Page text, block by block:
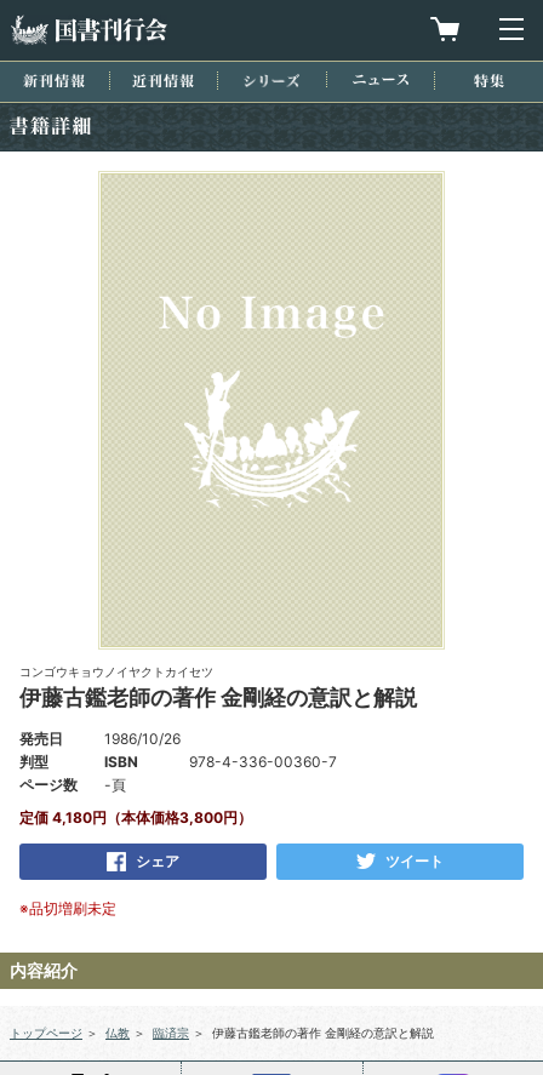
買物カゴを
新刊情報 近刊情報 シリーズ ニュース
コンゴウキョウノイヤクトカイセツ
伊藤古鑑老師の著作 金剛経の意訳と解説
発売日
1986/10/26
判型
ISBN
978-4-336-00360-7
ページ数
-頁
定価 4,180円（本体価格3,800円）
シェア ツイート
※品切増刷未定
内容紹介
トップページ ＞ 仏教 ＞ 臨済宗 ＞ 伊藤古鑑老師の著作 金剛経の意訳と解説